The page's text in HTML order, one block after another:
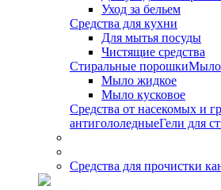
Уход за бельем
Средства для кухни
Для мытья посуды
Чистящие средства
Стиральные порошкиМыло
Мыло жидкое
Мыло кусковое
Средства от насекомых и
антигололедныеГели для
Средства для прочистки